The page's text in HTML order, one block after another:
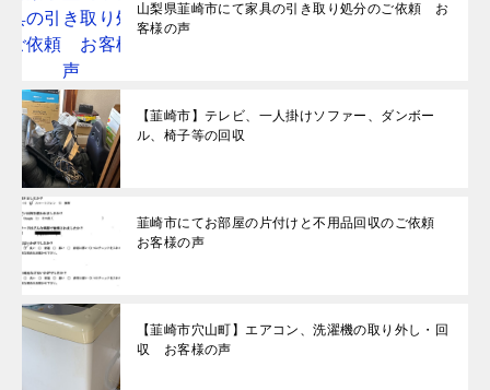
山梨県韮崎市にて家具の引き取り処分のご依頼 お
客様の声
【韮崎市】テレビ、一人掛けソファー、ダンボー
ル、椅子等の回収
韮崎市にてお部屋の片付けと不用品回収のご依頼
お客様の声
【韮崎市穴山町】エアコン、洗濯機の取り外し・回
収 お客様の声